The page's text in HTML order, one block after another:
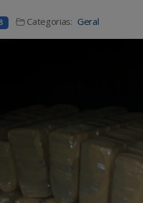
Categorias: Geral